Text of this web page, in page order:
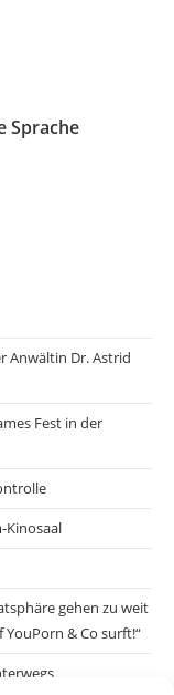
Sprache
Anwältin Dr. Astrid
Fest in der
Kinosaal
gehen zu weit
& Co surft!“